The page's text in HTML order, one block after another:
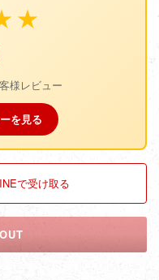
様レビュー
を見る
で受け取る